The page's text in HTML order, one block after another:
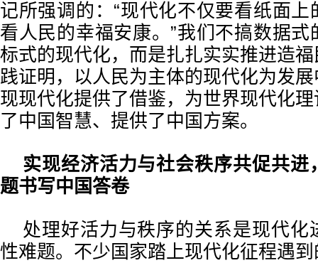
记所强调的：“现代化不仅要看纸面
看人民的幸福安康。”我们不搞数据
标式的现代化，而是扎扎实实推进造
践证明，以人民为主体的现代化为发
现现代化提供了借鉴，为世界现代化
了中国智慧、提供了中国方案。
实现经济活力与社会秩序共促共进
题书写中国答卷
处理好活力与秩序的关系是现代化
性难题。不少国家踏上现代化征程遇